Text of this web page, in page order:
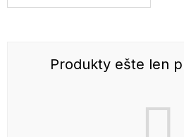
Produkty ešte len